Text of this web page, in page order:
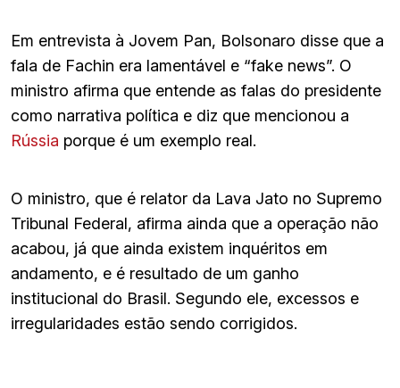
Em entrevista à Jovem Pan, Bolsonaro disse que a
fala de Fachin era lamentável e “fake news”. O
ministro afirma que entende as falas do presidente
como narrativa política e diz que mencionou a
Rússia porque é um exemplo real.
O ministro, que é relator da Lava Jato no Supremo
Tribunal Federal, afirma ainda que a operação não
acabou, já que ainda existem inquéritos em
andamento, e é resultado de um ganho
institucional do Brasil. Segundo ele, excessos e
irregularidades estão sendo corrigidos.